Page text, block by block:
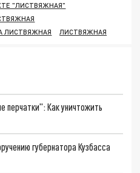
"ЛИСТВЯЖНАЯ"
ЛИСТВЯЖНАЯ
ЛИСТВЯЖНАЯ
перчатки": Как уничтожить
губернатора Кузбасса